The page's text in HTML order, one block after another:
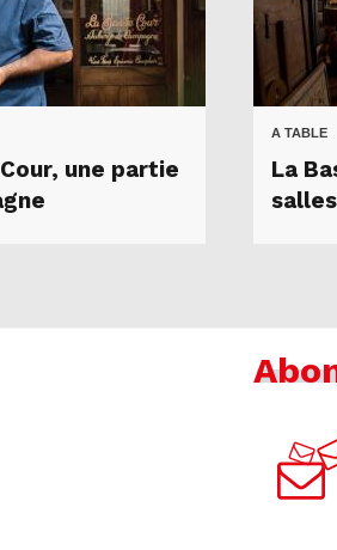
une partie
A TABLE
La